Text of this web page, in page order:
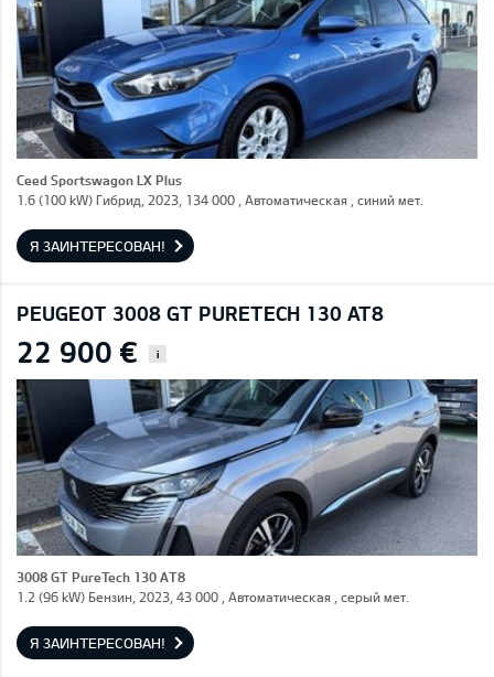
Ceed Sportswagon LX Plus
1.6 (100 kW) Гибрид, 2023, 134 000 , Автоматическая , синий мет.
Я ЗАИНТЕРЕСОВАН!
PEUGEOT 3008 GT PURETECH 130 AT8
22 900 € i
3008 GT PureTech 130 AT8
1.2 (96 kW) Бензин, 2023, 43 000 , Автоматическая , серый мет.
Я ЗАИНТЕРЕСОВАН!